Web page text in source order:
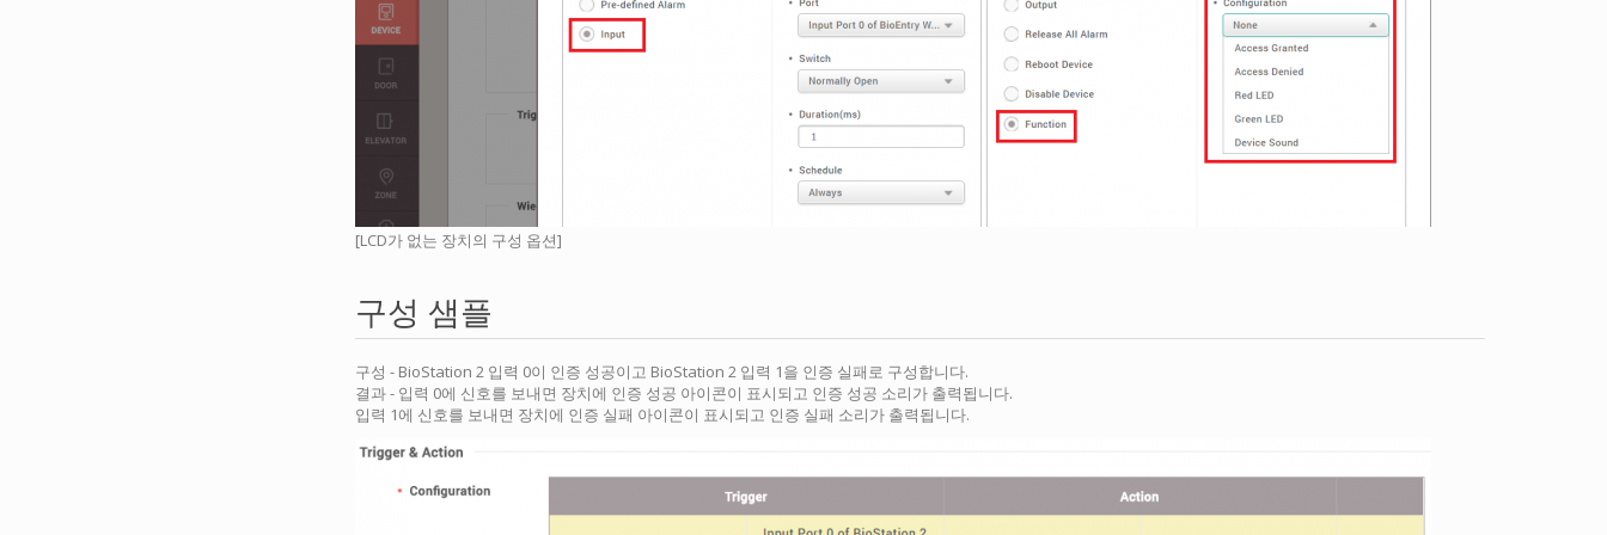
[LCD가 없는 장치의 구성 옵션]
구성 샘플
구성 - BioStation 2 입력 0이 인증 성공이고 BioStation 2 입력 1을 인증 실패로 구성합니다.
결과 - 입력 0에 신호를 보내면 장치에 인증 성공 아이콘이 표시되고 인증 성공 소리가 출력됩니다.
입력 1에 신호를 보내면 장치에 인증 실패 아이콘이 표시되고 인증 실패 소리가 출력됩니다.